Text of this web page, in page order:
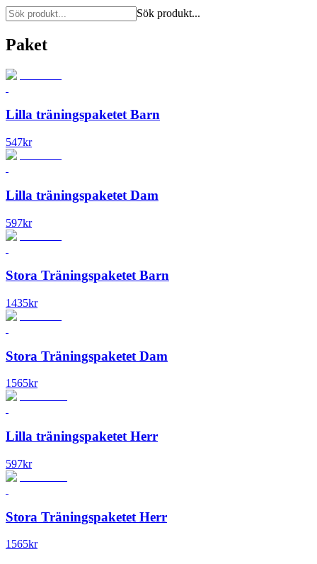
Sök produkt...
Paket
Lilla träningspaketet Barn
547kr
Lilla träningspaketet Dam
597kr
Stora Träningspaketet Barn
1435kr
Stora Träningspaketet Dam
1565kr
Lilla träningspaketet Herr
597kr
Stora Träningspaketet Herr
1565kr